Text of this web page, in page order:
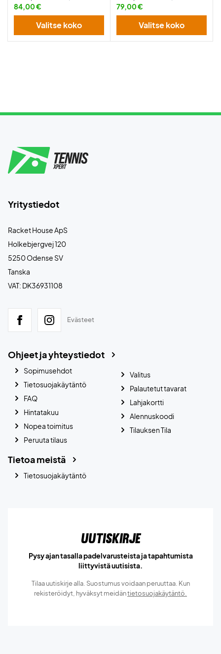
84,00 €
Valitse koko
79,00 €
Valitse koko
Yritystiedot
Racket House ApS
Holkebjergvej 120
5250 Odense SV
Tanska
VAT: DK36931108
Evästeet
Ohjeet ja yhteystiedot
Sopimusehdot
Tietosuojakäytäntö
FAQ
Hintatakuu
Nopea toimitus
Peruuta tilaus
Valitus
Palautetut tavarat
Lahjakortti
Alennuskoodi
Tilauksen Tila
Tietoa meistä
Tietosuojakäytäntö
Uutiskirje
Pysy ajan tasalla padelvarusteista ja tapahtumista
liittyvistä uutisista.
Tilaa uutiskirje alla. Suostumus voidaan peruuttaa. Kun
rekisteröidyt, hyväksyt meidäntietosuojakäytäntö.